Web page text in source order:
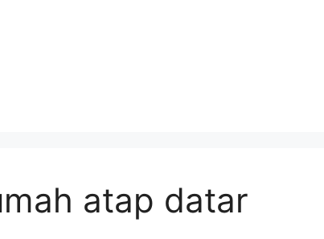
atap datar